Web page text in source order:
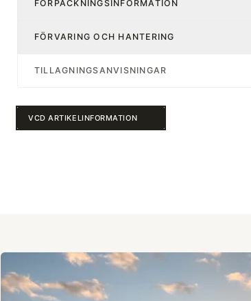
FÖRPACKNINGSINFORMATION
FÖRVARING OCH HANTERING
TILLAGNINGSANVISNINGAR
VCD ARTIKELINFORMATION